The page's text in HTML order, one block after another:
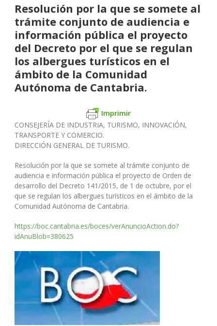
Resolución por la que se somete al
trámite conjunto de audiencia e
información pública el proyecto
del Decreto por el que se regulan
los albergues turísticos en el
ámbito de la Comunidad
Autónoma de Cantabria.
Imprimir
CONSEJERÍA DE INDUSTRIA, TURISMO, INNOVACIÓN,
TRANSPORTE Y COMERCIO.
DIRECCIÓN GENERAL DE TURISMO.
Resolución por la que se somete al trámite conjunto de
audiencia e información pública el proyecto de Orden de
desarrollo del Decreto 141/2015, de 1 de octubre, por el
que se regulan los albergues turísticos en el ámbito de la
Comunidad Autónoma de Cantabria.
https://boc.cantabria.es/boces/verAnuncioAction.do?
idAnuBlob=380625